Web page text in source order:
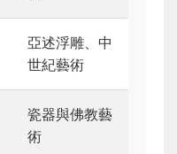
亞述浮雕、中
世紀藝術
瓷器與佛教藝
術